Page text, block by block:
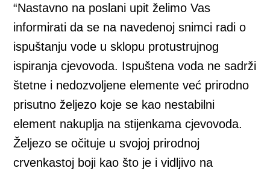
“Nastavno na poslani upit želimo Vas
informirati da se na navedenoj snimci radi o
ispuštanju vode u sklopu protustrujnog
ispiranja cjevovoda. Ispuštena voda ne sadrži
štetne i nedozvoljene elemente već prirodno
prisutno željezo koje se kao nestabilni
element nakuplja na stijenkama cjevovoda.
Željezo se očituje u svojoj prirodnoj
crvenkastoj boji kao što je i vidljivo na